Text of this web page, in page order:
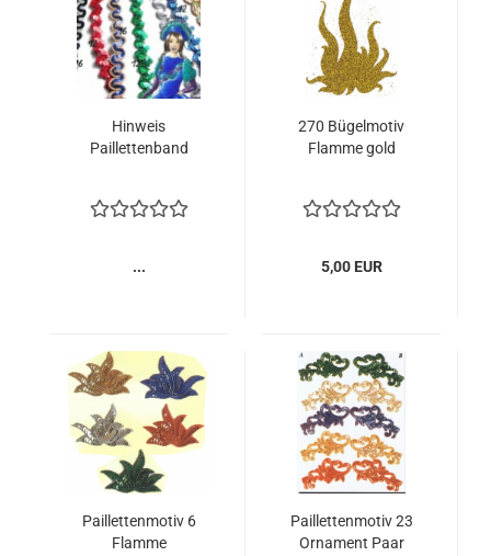
Hinweis
Paillettenband
...
270 Bügelmotiv
Flamme gold
5,00 EUR
Paillettenmotiv 6
Flamme
Paillettenmotiv 23
Ornament Paar